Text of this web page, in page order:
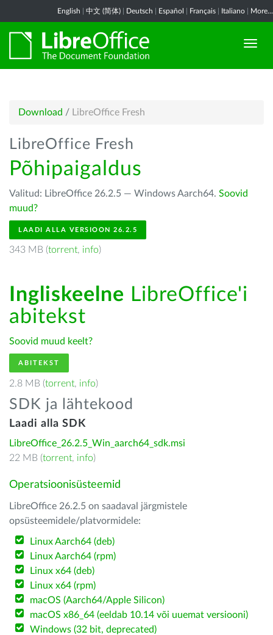
English 中文 (简体) Deutsch Español Français Italiano More...
Download / LibreOffice Fresh
LibreOffice Fresh
Põhipaigaldus
Valitud: LibreOffice 26.2.5 — Windows Aarch64. Soovid
muud?
LAADI ALLA VERSIOON 26.2.5
343 MB (torrent, info)
Ingliskeelne LibreOffice'i
abitekst
Soovid muud keelt?
ABITEKST
2.8 MB (torrent, info)
SDK ja lähtekood
Laadi alla SDK
LibreOffice_26.2.5_Win_aarch64_sdk.msi
22 MB (torrent, info)
Operatsioonisüsteemid
LibreOffice 26.2.5 on saadaval järgmistele
opsüsteemidele/platvormidele:
Linux Aarch64 (deb)
Linux Aarch64 (rpm)
Linux x64 (deb)
Linux x64 (rpm)
macOS (Aarch64/Apple Silicon)
macOS x86_64 (eeldab 10.14 või uuemat versiooni)
Windows (32 bit, deprecated)